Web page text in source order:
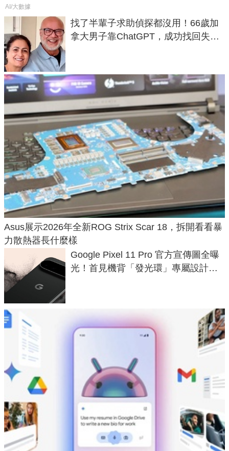
AI/大數據
找了半輩子求助偵探都沒用！66歲加
拿大男子靠ChatGPT，成功找回失散
Asus展示2026年全新ROG Strix Scar 18，拆開看看暴
力散熱器長什麼樣
Google Pixel 11 Pro 官方宣傳圖全曝
光！首見機背「發光環」專屬設計、